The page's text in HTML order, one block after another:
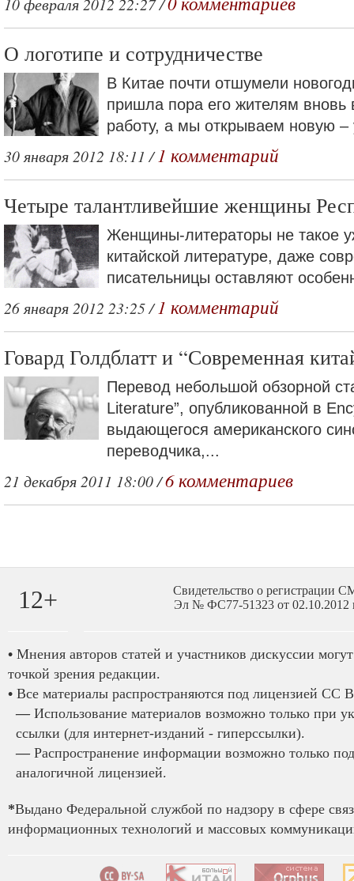
О логотипе и сотрудничестве
В Китае почти отшумели
пришла пора его жителям вновь
работу, а мы открываем новую
30 января 2012 18:11 /1 комментарий
Четыре талантливейшие женщины
Женщины-литераторы не такое
китайской литературе, даже
писательницы оставляют
26 января 2012 23:25 /1 комментарий
Говард Голдблатт и “Современная
Перевод небольшой обзорной
Literature”, опубликованной в
выдающегося американского
переводчика,...
21 декабря 2011 18:00 /6 комментариев
12+
Свидетельство о регистрации
Эл № ФС77-51323 от 02.10.2012
• Мнения авторов статей и участников дискуссии
точкой зрения редакции.
• Все материалы распространяются под лицензией CC
—Использование материалов возможно только при
ссылки (для интернет-изданий - гиперссылки).
—Распространение информации возможно только
аналогичной лицензией.
*Выдано Федеральной службой по надзору в сфере
информационных технологий и массовых